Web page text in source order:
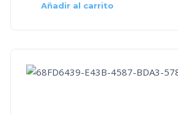
Añadir al carrito